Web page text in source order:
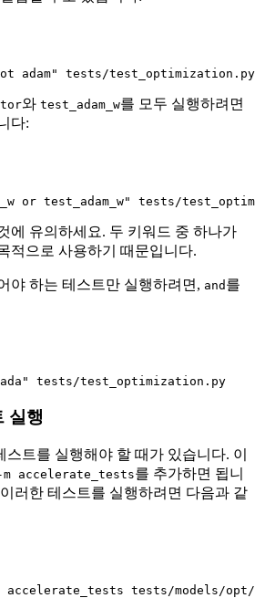
adam" tests/test_optimization.py
와 test_adam_w를 모두 실행하려면
다:
or test_adam_w" tests/
에 유의하세요. 두 키워드 중 하나가
적으로 사용하기 때문입니다.
야 하는 테스트만 실행하려면, and 를
tests/test_optimization.py
실행
스트를 실행해야 할 때가 있습니다. 이
m accelerate_tests를 추가하면 됩니
러한 테스트를 실행하려면 다음과 같
-m accelerate_tests tests/models/